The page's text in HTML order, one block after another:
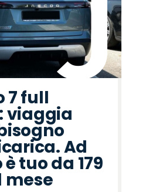
7 full
viaggia
Ad
tuo da 179
mese